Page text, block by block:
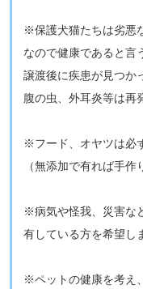
※保護犬猫たちは劣悪
なので健康であると言
譲渡後に疾患が見つか
腹の虫、外耳炎等は再
​※フード、オヤツは必
（無添加で有れば手作
※病気や怪我、災害な
有している方を希望し
​​※ペットの健康を考え